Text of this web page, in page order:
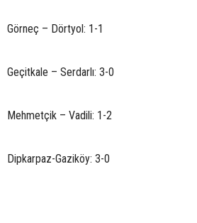
Görneç – Dörtyol: 1-1
Geçitkale – Serdarlı: 3-0
Mehmetçik – Vadili: 1-2
Dipkarpaz-Gaziköy: 3-0